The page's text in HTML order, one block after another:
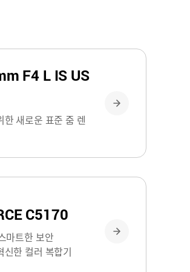
F4 L IS US
한 새로운 표준 줌 렌
C5170
마트한 보안
신한 컬러 복합기